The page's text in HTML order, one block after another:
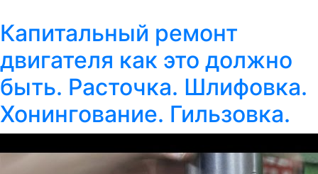
Капитальный ремонт
двигателя как это должно
быть. Расточка. Шлифовка.
Хонингование. Гильзовка.